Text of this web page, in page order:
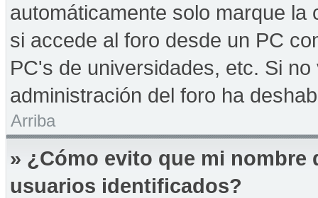
automáticamente solo marque
si accede al foro desde un PC
PC's de universidades, etc. Si
administración del foro ha
Arriba
» ¿Cómo evito que mi nombre
usuarios identificados?